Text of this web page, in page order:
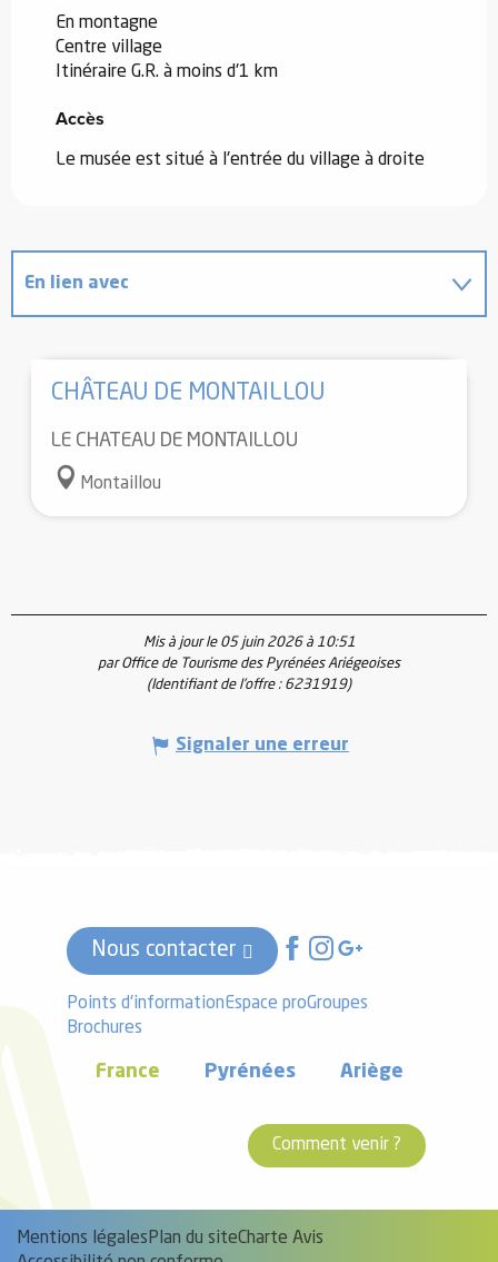
En montagne
Centre village
Itinéraire G.R. à moins d'1 km
Accès
Accès
Le musée est situé à l'entrée du village à droite
En lien avec
CHÂTEAU DE MONTAILLOU
LE CHATEAU DE MONTAILLOU
Montaillou
Mis à jour le 05 juin 2026 à 10:51
par Office de Tourisme des Pyrénées Ariégeoises
(Identifiant de l'offre : 6231919)
Signaler une erreur
Nous contacter
Points d'informationEspace proGroupes
Brochures
France Pyrénées Ariège
Comment venir ?
Mentions légalesPlan du siteCharte Avis